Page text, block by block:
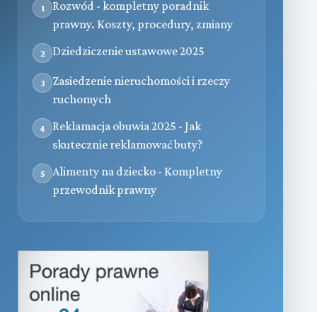
1
Rozwód - kompletny poradnik
prawny. Koszty, procedury, zmiany
2 Dziedziczenie ustawowe 2025
3
Zasiedzenie nieruchomości i rzeczy
ruchomych
4
Reklamacja obuwia 2025 - Jak
skutecznie reklamować buty?
5
Alimenty na dziecko - Kompletny
przewodnik prawny